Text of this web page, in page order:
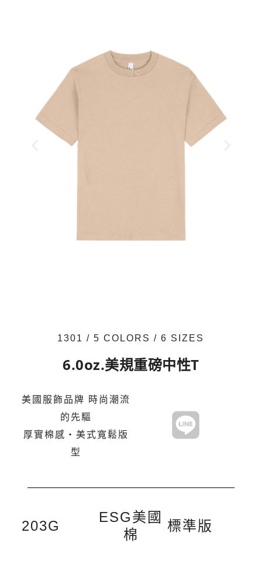
1301 / 5 COLORS / 6 SIZES
6.0oz.美規重磅中性T
美國服飾品牌 時尚潮流
的先驅
厚實棉感・美式寬鬆版
型
203G
ESG美國
棉
標準版